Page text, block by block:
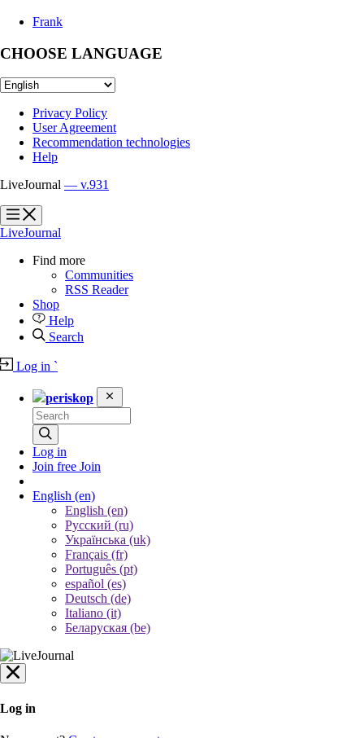
Frank
CHOOSE LANGUAGE
Privacy Policy
User Agreement
Recommendation technologies
Help
LiveJournal — v.931
?
?
LiveJournal
Find more
Communities
RSS Reader
Shop
Help
Search
Log in `
periskop
Log in
Join free Join
English (en)
English (en)
Русский (ru)
Українська (uk)
Français (fr)
Português (pt)
español (es)
Deutsch (de)
Italiano (it)
Беларуская (be)
Log in